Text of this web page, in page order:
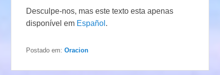
Desculpe-nos, mas este texto esta apenas
disponível em Español .
Postado em: Oracion